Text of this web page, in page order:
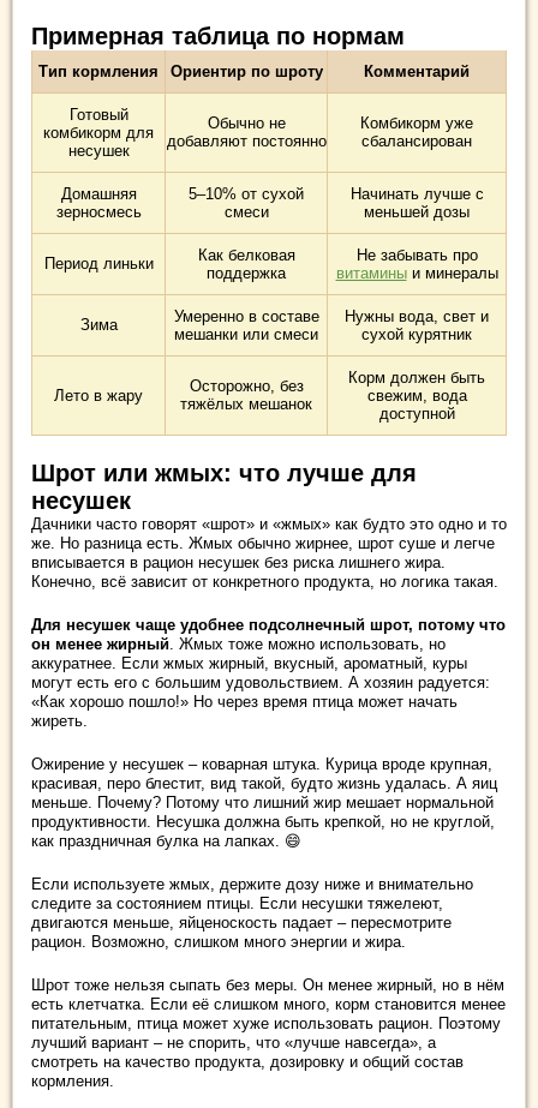
Примерная таблица по нормам
Тип кормления Ориентир по шроту Комментарий
Готовый
комбикорм для
несушек
Обычно не
добавляют постоянно
Комбикорм уже
сбалансирован
Домашняя
зерносмесь
5–10% от сухой
смеси
Начинать лучше с
меньшей дозы
Период линьки
Как белковая
поддержка
Не забывать про
витаминыи минералы
Зима
Умеренно в составе
мешанки или смеси
Нужны вода, свет и
сухой курятник
Лето в жару
Осторожно, без
тяжёлых мешанок
Корм должен быть
свежим, вода
доступной
Шрот или жмых: что лучше для
несушек
Дачники часто говорят «шрот» и «жмых» как будто это одно и то
же. Но разница есть. Жмых обычно жирнее, шрот суше и легче
вписывается в рацион несушек без риска лишнего жира.
Конечно, всё зависит от конкретного продукта, но логика такая.
Для несушек чаще удобнее подсолнечный шрот, потому что
он менее жирный . Жмых тоже можно использовать, но
аккуратнее. Если жмых жирный, вкусный, ароматный, куры
могут есть его с большим удовольствием. А хозяин радуется:
«Как хорошо пошло!» Но через время птица может начать
жиреть.
Ожирение у несушек – коварная штука. Курица вроде крупная,
красивая, перо блестит, вид такой, будто жизнь удалась. А яиц
меньше. Почему? Потому что лишний жир мешает нормальной
продуктивности. Несушка должна быть крепкой, но не круглой,
как праздничная булка на лапках. 😄
Если используете жмых, держите дозу ниже и внимательно
следите за состоянием птицы. Если несушки тяжелеют,
двигаются меньше, яйценоскость падает – пересмотрите
рацион. Возможно, слишком много энергии и жира.
Шрот тоже нельзя сыпать без меры. Он менее жирный, но в нём
есть клетчатка. Если её слишком много, корм становится менее
питательным, птица может хуже использовать рацион. Поэтому
лучший вариант – не спорить, что «лучше навсегда», а
смотреть на качество продукта, дозировку и общий состав
кормления.